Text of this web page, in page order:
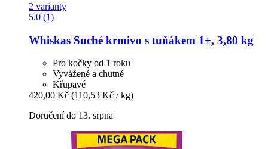
2 varianty
5.0 (1)
Whiskas Suché krmivo s tuňákem 1+, 3,80 kg
Pro kočky od 1 roku
Vyvážené a chutné
Křupavé
420,00 Kč (110,53 Kč / kg)
Doručení do 13. srpna